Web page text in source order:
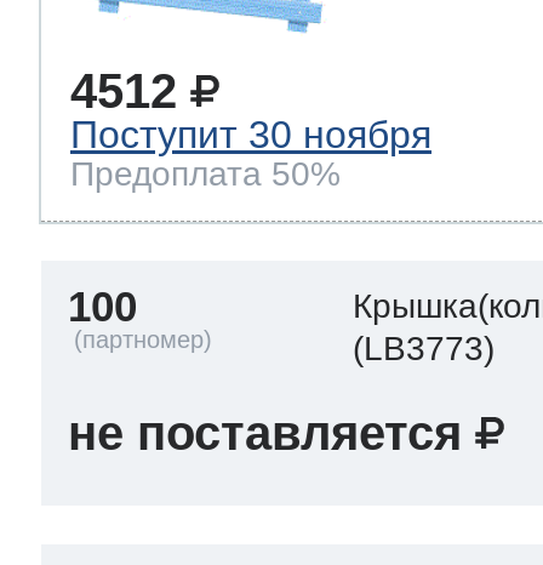
4512
Поступит 30 ноября
Предоплата 50%
100
(LB3773)
не поставляется